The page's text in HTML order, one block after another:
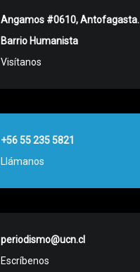
Angamos #0610, Antofagasta.
Barrio Humanista
Visítanos
+56 55 235 5821
Llámanos
periodismo@ucn.cl
Escríbenos